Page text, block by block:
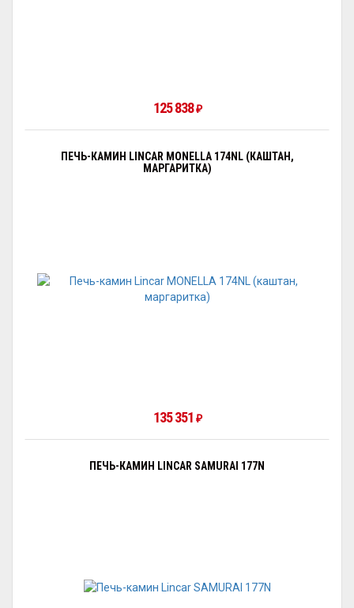
125 838₽
ПЕЧЬ-КАМИН LINCAR MONELLA 174NL (КАШТАН,
МАРГАРИТКА)
135 351 ₽
ПЕЧЬ-КАМИН LINCAR SAMURAI 177N